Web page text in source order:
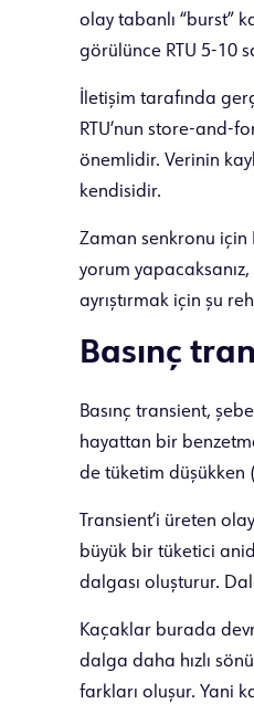
olay tabanlı “burst”
görülünce RTU 5-10
İletişim tarafında
RTU’nun store-and-
önemlidir. Verinin
kendisidir.
Zaman senkronu için
yorum
ayrıştırmak için şu
Basınç
Basınç transient,
hayattan bir
de tüketim düşükken
Transient’i üreten
büyük bir tüketici
dalgası oluşturur.
Kaçaklar burada
dalga daha hızlı
farkları oluşur. Yani